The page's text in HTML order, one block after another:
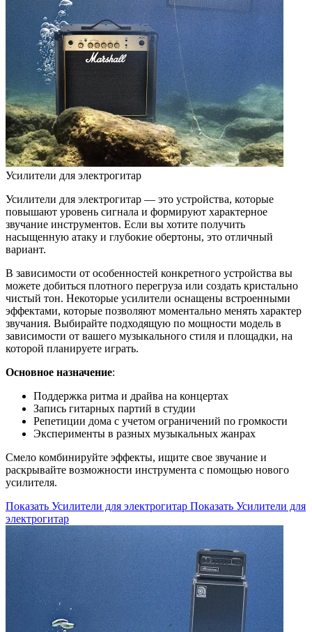
Усилители для электрогитар
Усилители для электрогитар — это устройства, которые
повышают уровень сигнала и формируют характерное
звучание инструментов. Если вы хотите получить
насыщенную атаку и глубокие обертоны, это отличный
вариант.
В зависимости от особенностей конкретного устройства вы
можете добиться плотного перегруза или создать кристально
чистый тон. Некоторые усилители оснащены встроенными
эффектами, которые позволяют моментально менять характер
звучания. Выбирайте подходящую по мощности модель в
зависимости от вашего музыкального стиля и площадки, на
которой планируете играть.
Основное назначение:
Поддержка ритма и драйва на концертах
Запись гитарных партий в студии
Репетиции дома с учетом ограничений по громкости
Эксперименты в разных музыкальных жанрах
Смело комбинируйте эффекты, ищите свое звучание и
раскрывайте возможности инструмента с помощью нового
усилителя.
Показать Усилители для электрогитар Показать Усилители для
электрогитар